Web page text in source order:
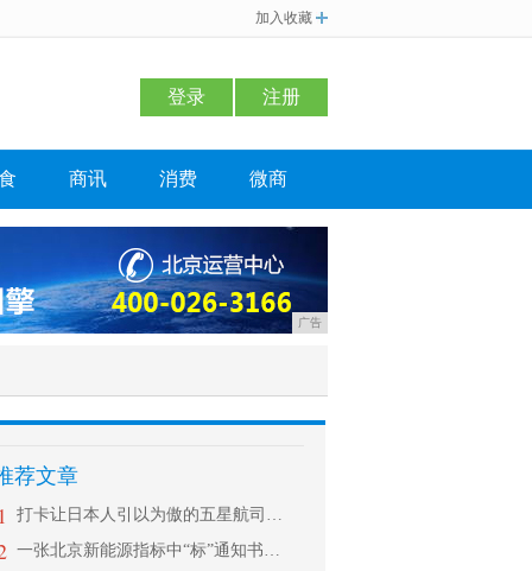
加入收藏
登录 注册
商讯 消费 微商
广告
荐文章
打卡让日本人引以为傲的五星航司ANA
一张北京新能源指标中“标”通知书，抢